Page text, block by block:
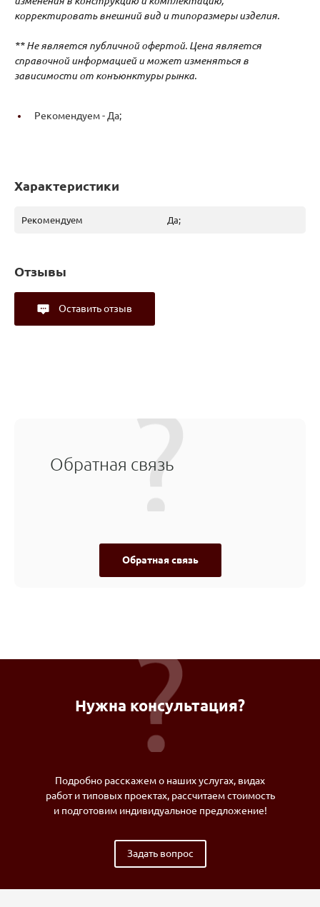
корректировать внешний вид и типоразмеры изделия.
** Не является публичной офертой. Цена является
справочной информацией и может изменяться в
зависимости от конъюнктуры рынка.
Рекомендуем - Да;
Характеристики
Рекомендуем Да;
Отзывы
Оставить отзыв
Обратная связь
Обратная связь
Нужна консультация?
Подробно расскажем о наших услугах, видах
работ и типовых проектах, рассчитаем стоимость
и подготовим индивидуальное предложение!
Задать вопрос